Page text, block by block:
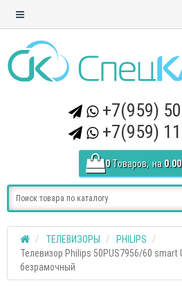
+7(959)
+7(959)
0 Tоваров, на
ТЕЛЕВИЗОРЫ
PHILIPS
Телевизор Philips 50PUS7956/60 smart
безрамочный